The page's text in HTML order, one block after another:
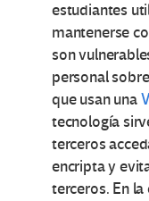
estudiantes
mantenerse
son
personal
que usan una
tecnología
terceros
encripta y
terceros. En